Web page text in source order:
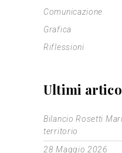
Comunicazione
Grafica
Riflessioni
Ultimi
Bilancio Rosetti
territorio
28 Maggio 2026